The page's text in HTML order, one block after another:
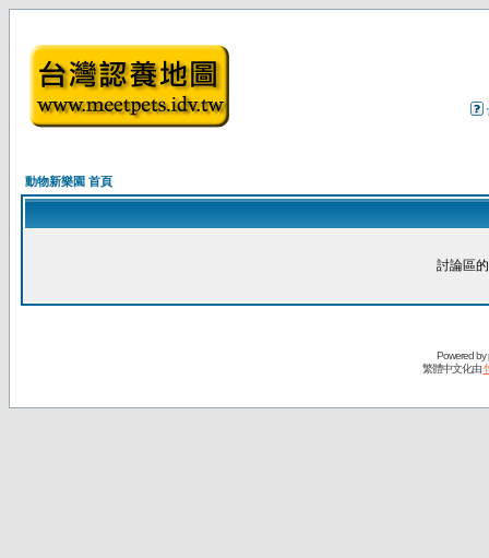
動物新樂園 首頁
討論區
Powered by
繁體中文化由